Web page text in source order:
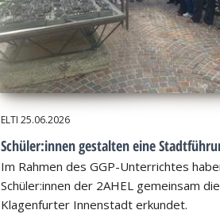
ELTI 25.06.2026
Schüler:innen gestalten eine
Im Rahmen des GGP-Unterrichtes
Schüler:innen der 2AHEL gemeinsam die
Klagenfurter Innenstadt erkundet.